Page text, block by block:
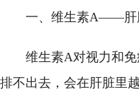
一、维生素A——肝
维生素A对视力和
排不出去，会在肝脏里越